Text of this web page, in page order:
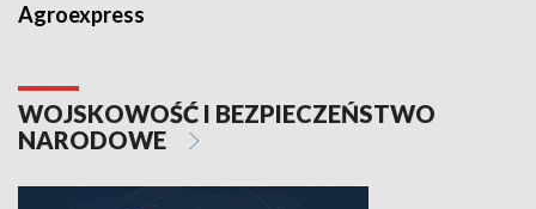
Agroexpress
WOJSKOWOŚĆ I BEZPIECZEŃSTWO
NARODOWE